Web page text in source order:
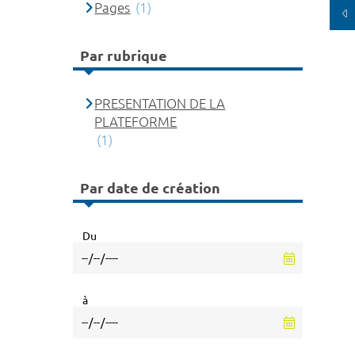
Pages (1)
Par rubrique
PRESENTATION DE LA
PLATEFORME
(1)
Par date de création
Du
à